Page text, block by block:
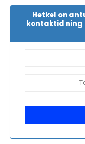
Hetkel on
kontaktid ning